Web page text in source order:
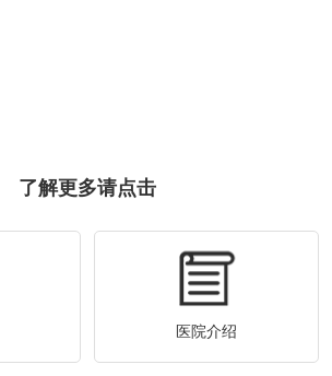
了解更多请点击
医院介绍